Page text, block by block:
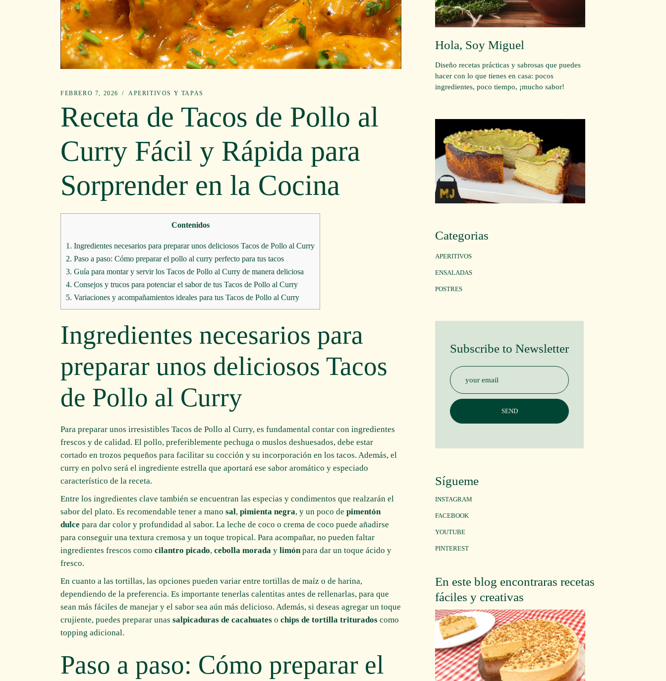
FEBRERO 7, 2026 APERITIVOS Y TAPAS
Receta de Tacos de Pollo al
Curry Fácil y Rápida para
Sorprender en la Cocina
Contenidos
1. Ingredientes necesarios para preparar unos deliciosos Tacos de Pollo al Curry
2. Paso a paso: Cómo preparar el pollo al curry perfecto para tus tacos
3. Guía para montar y servir los Tacos de Pollo al Curry de manera deliciosa
4. Consejos y trucos para potenciar el sabor de tus Tacos de Pollo al Curry
5. Variaciones y acompañamientos ideales para tus Tacos de Pollo al Curry
Ingredientes necesarios para
preparar unos deliciosos Tacos
de Pollo al Curry
Para preparar unos irresistibles Tacos de Pollo al Curry, es fundamental contar con ingredientes
frescos y de calidad. El pollo, preferiblemente pechuga o muslos deshuesados, debe estar
cortado en trozos pequeños para facilitar su cocción y su incorporación en los tacos. Además, el
curry en polvo será el ingrediente estrella que aportará ese sabor aromático y especiado
característico de la receta.
Entre los ingredientes clave también se encuentran las especias y condimentos que realzarán el
sabor del plato. Es recomendable tener a mano sal, pimienta negra, y un poco de pimentón
dulce para dar color y profundidad al sabor. La leche de coco o crema de coco puede añadirse
para conseguir una textura cremosa y un toque tropical. Para acompañar, no pueden faltar
ingredientes frescos como cilantro picado, cebolla morada y limónpara dar un toque ácido y
fresco.
En cuanto a las tortillas, las opciones pueden variar entre tortillas de maíz o de harina,
dependiendo de la preferencia. Es importante tenerlas calentitas antes de rellenarlas, para que
sean más fáciles de manejar y el sabor sea aún más delicioso. Además, si deseas agregar un toque
crujiente, puedes preparar unas salpicaduras de cacahuates o chips de tortilla triturados como
topping adicional.
Paso a paso: Cómo preparar el
Hola, Soy Miguel
Diseño recetas prácticas y sabrosas que puedes
hacer con lo que tienes en casa: pocos
ingredientes, poco tiempo, ¡mucho sabor!
Categorias
APERITIVOS
ENSALADAS
POSTRES
Subscribe to Newsletter
Sígueme
INSTAGRAM
FACEBOOK
YOUTUBE
PINTEREST
En este blog encontraras recetas
fáciles y creativas